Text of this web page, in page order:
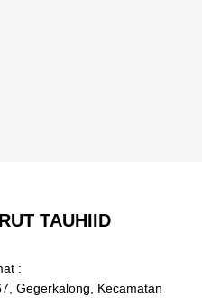
TAUHIID
:
Gegerkalong, Kecamatan